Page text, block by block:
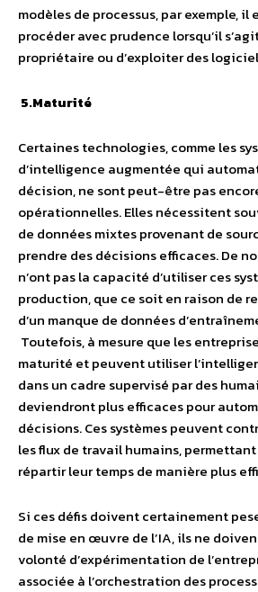
modèles de processus, par exemple, il
procéder avec prudence lorsqu’il
propriétaire ou d’exploiter des
5.Maturité
Certaines technologies, comme les
d’intelligence augmentée qui
décision, ne sont peut-être pas
opérationnelles. Elles nécessitent
de données mixtes provenant de
prendre des décisions efficaces. De
n’ont pas la capacité d’utiliser ces
production, que ce soit en raison de
d’un manque de données
Toutefois, à mesure que les
maturité et peuvent utiliser
dans un cadre supervisé par des
deviendront plus efficaces pour
décisions. Ces systèmes peuvent
les flux de travail humains,
répartir leur temps de manière plus
Si ces défis doivent certainement
de mise en œuvre de l’IA, ils ne
volonté d’expérimentation de
associée à l’orchestration des